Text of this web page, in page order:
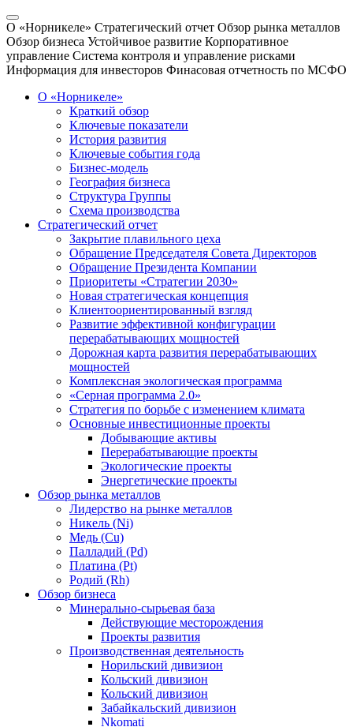
О «Норникеле» Стратегический отчет Обзор рынка металлов
Обзор бизнеса Устойчивое развитие Корпоративное
управление Система контроля и управление рисками
Информация для инвесторов Финасовая отчетность по МСФО
О «Норникеле»
Краткий обзор
Ключевые показатели
История развития
Ключевые события года
Бизнес-модель
География бизнеса
Структура Группы
Схема производства
Стратегический отчет
Закрытие плавильного цеха
Обращение Председателя Совета Директоров
Обращение Президента Компании
Приоритеты «Стратегии 2030»
Новая стратегическая концепция
Клиентоориентированный взгляд
Развитие эффективной конфигурации
перерабатывающих мощностей
Дорожная карта развития перерабатывающих
мощностей
Комплексная экологическая программа
«Серная программа 2.0»
Стратегия по борьбе с изменением климата
Основные инвестиционные проекты
Добывающие активы
Перерабатывающие проекты
Экологические проекты
Энергетические проекты
Обзор рынка металлов
Лидерство на рынке металлов
Никель (Ni)
Медь (Cu)
Палладий (Pd)
Платина (Pt)
Родий (Rh)
Обзор бизнеса
Минерально-сырьевая база
Действующие месторождения
Проекты развития
Производственная деятельность
Норильский дивизион
Кольский дивизион
Кольский дивизион
Забайкальский дивизион
Nkomati